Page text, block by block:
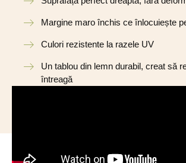
Margine maro închis ce înlocuiește
Culori rezistente la razele UV
Un tablou din lemn durabil, creat să
întreagă